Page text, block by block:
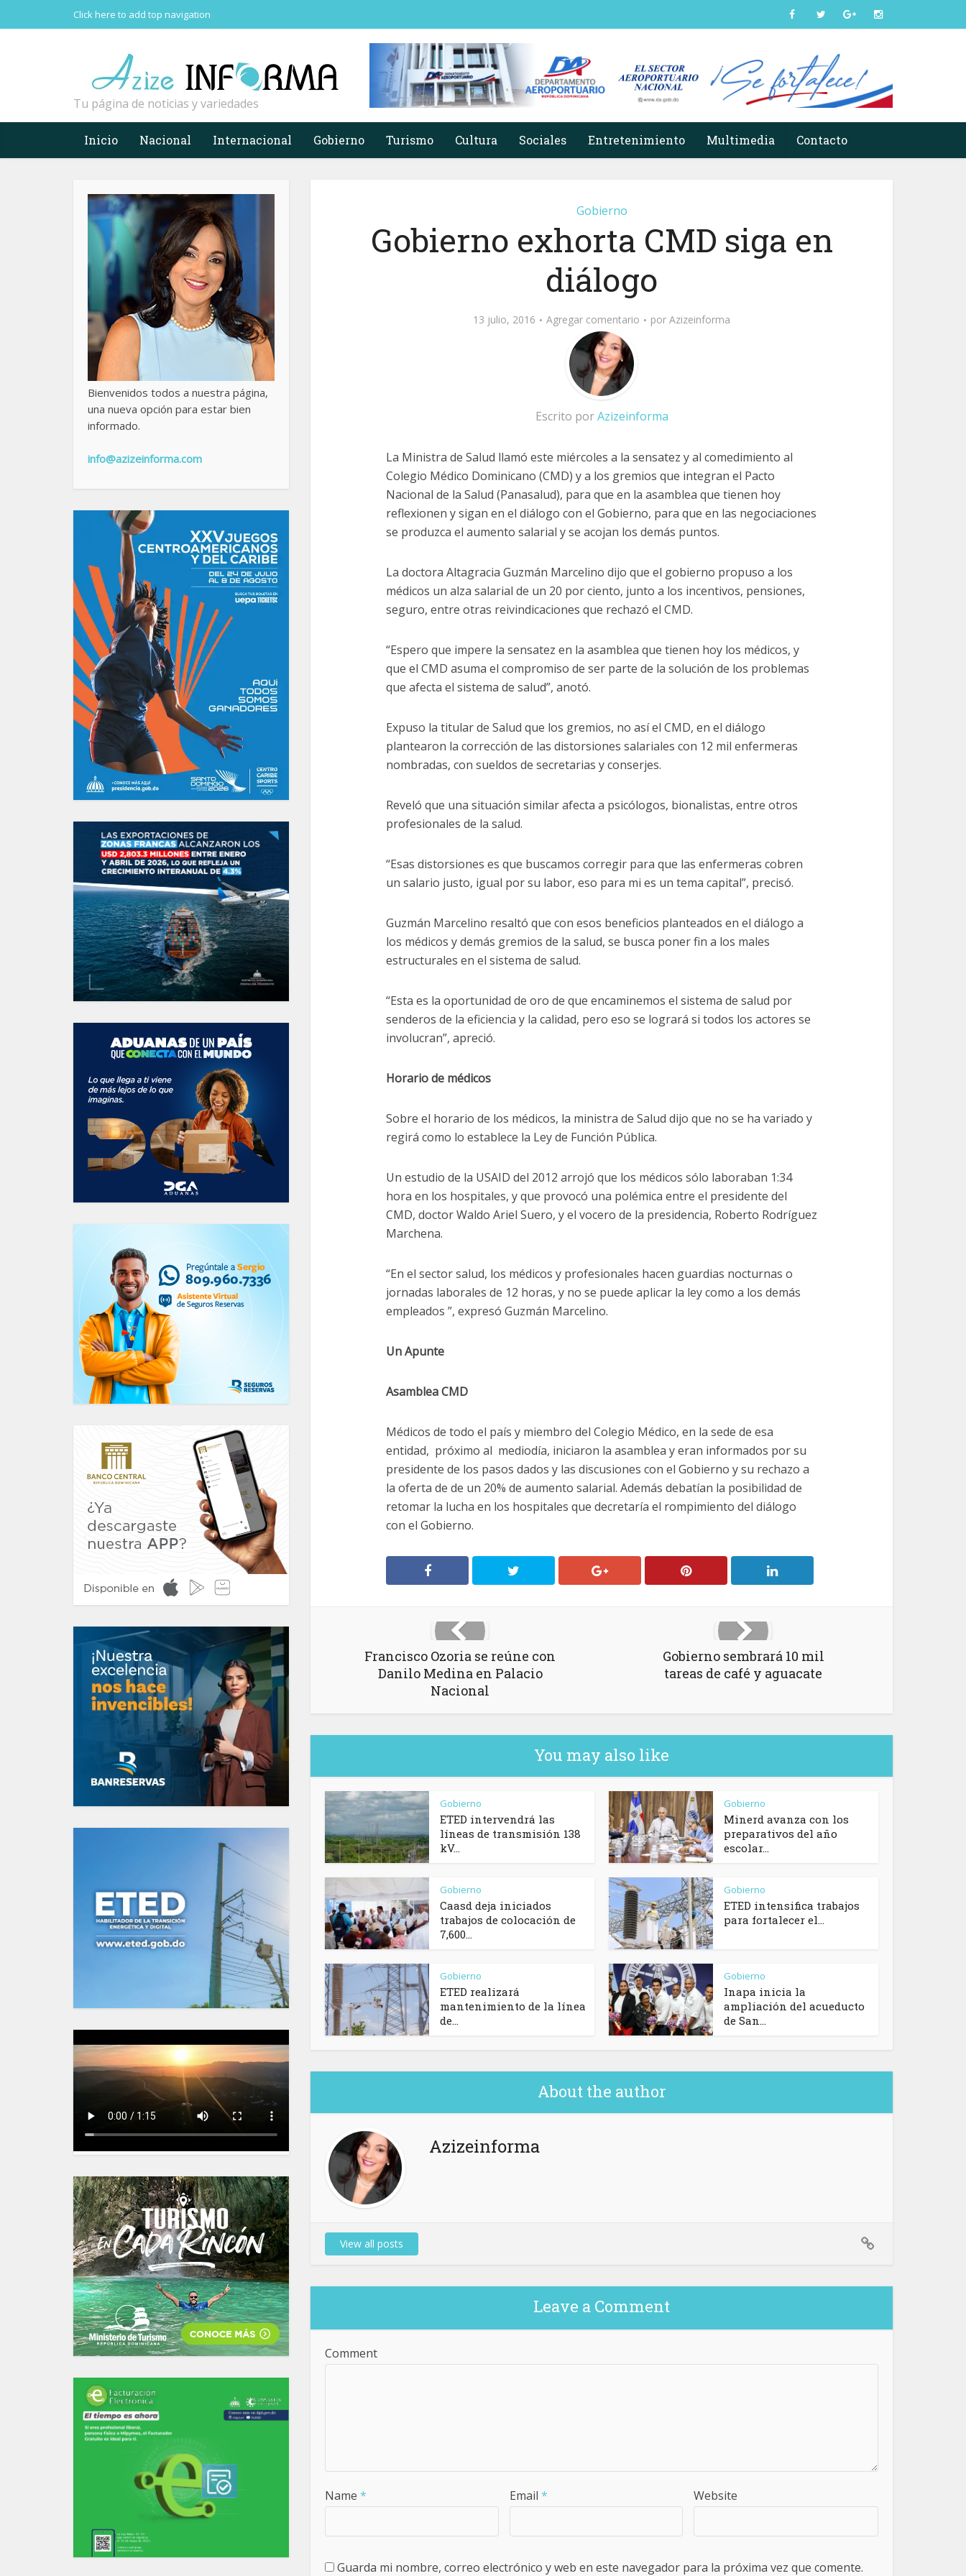
Click here to add top navigation
Tu página de noticias y variedades
Inicio Nacional Internacional Gobierno Turismo Cultura Sociales Entretenimiento Multimedia Contacto
Bienvenidos todos a nuestra página,
una nueva opción para estar bien
informado.
info@azizeinforma.com
Gobierno
Gobierno exhorta CMD siga en
diálogo
13 julio, 2016 Agregar comentario por Azizeinforma
Escrito porAzizeinforma
La Ministra de Salud llamó este miércoles a la sensatez y al comedimiento al
Colegio Médico Dominicano (CMD) y a los gremios que integran el Pacto
Nacional de la Salud (Panasalud), para que en la asamblea que tienen hoy
reflexionen y sigan en el diálogo con el Gobierno, para que en las negociaciones
se produzca el aumento salarial y se acojan los demás puntos.
La doctora Altagracia Guzmán Marcelino dijo que el gobierno propuso a los
médicos un alza salarial de un 20 por ciento, junto a los incentivos, pensiones,
seguro, entre otras reivindicaciones que rechazó el CMD.
“Espero que impere la sensatez en la asamblea que tienen hoy los médicos, y
que el CMD asuma el compromiso de ser parte de la solución de los problemas
que afecta el sistema de salud”, anotó.
Expuso la titular de Salud que los gremios, no así el CMD, en el diálogo
plantearon la corrección de las distorsiones salariales con 12 mil enfermeras
nombradas, con sueldos de secretarias y conserjes.
Reveló que una situación similar afecta a psicólogos, bionalistas, entre otros
profesionales de la salud.
“Esas distorsiones es que buscamos corregir para que las enfermeras cobren
un salario justo, igual por su labor, eso para mi es un tema capital”, precisó.
Guzmán Marcelino resaltó que con esos beneficios planteados en el diálogo a
los médicos y demás gremios de la salud, se busca poner fin a los males
estructurales en el sistema de salud.
“Esta es la oportunidad de oro de que encaminemos el sistema de salud por
senderos de la eficiencia y la calidad, pero eso se logrará si todos los actores se
involucran”, apreció.
Horario de médicos
Sobre el horario de los médicos, la ministra de Salud dijo que no se ha variado y
regirá como lo establece la Ley de Función Pública.
Un estudio de la USAID del 2012 arrojó que los médicos sólo laboraban 1:34
hora en los hospitales, y que provocó una polémica entre el presidente del
CMD, doctor Waldo Ariel Suero, y el vocero de la presidencia, Roberto Rodríguez
Marchena.
“En el sector salud, los médicos y profesionales hacen guardias nocturnas o
jornadas laborales de 12 horas, y no se puede aplicar la ley como a los demás
empleados ”, expresó Guzmán Marcelino.
Un Apunte
Asamblea CMD
Médicos de todo el país y miembro del Colegio Médico, en la sede de esa
entidad, próximo al mediodía, iniciaron la asamblea y eran informados por su
presidente de los pasos dados y las discusiones con el Gobierno y su rechazo a
la oferta de de un 20% de aumento salarial. Además debatían la posibilidad de
retomar la lucha en los hospitales que decretaría el rompimiento del diálogo
con el Gobierno.
Francisco Ozoria se reúne con
Danilo Medina en Palacio
Nacional
Gobierno sembrará 10 mil
tareas de café y aguacate
You may also like
Gobierno
ETED intervendrá las
líneas de transmisión 138
kV...
Gobierno
Minerd avanza con los
preparativos del año
escolar...
Gobierno
Caasd deja iniciados
trabajos de colocación de
7,600...
Gobierno
ETED intensifica trabajos
para fortalecer el...
Gobierno
ETED realizará
mantenimiento de la línea
de...
Gobierno
Inapa inicia la
ampliación del acueducto
de San...
About the author
Azizeinforma
View all posts
Leave a Comment
Comment
Name * Email * Website
Guarda mi nombre, correo electrónico y web en este navegador para la próxima vez que comente.